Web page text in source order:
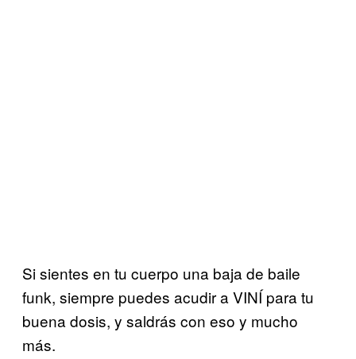
Si sientes en tu cuerpo una baja de baile
funk, siempre puedes acudir a VINÍ para tu
buena dosis, y saldrás con eso y mucho
más.